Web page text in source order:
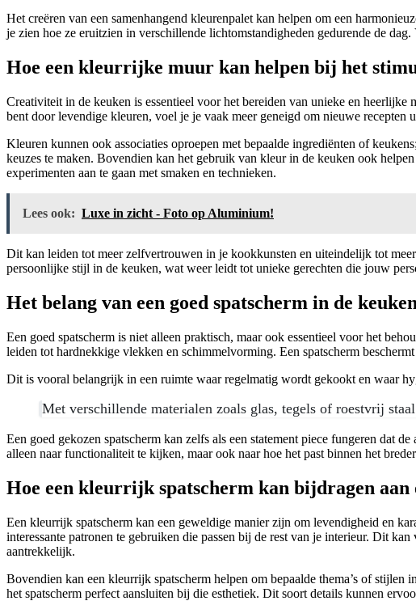
Het creëren van een samenhangend kleurenpalet kan helpen om een
je zien hoe ze eruitzien in verschillende lichtomstandigheden gedurende de
Hoe een kleurrijke muur kan helpen bij het
Creativiteit in de keuken is essentieel voor het bereiden van unieke en
bent door levendige kleuren, voel je je vaak meer geneigd om nieuwe recepten
Kleuren kunnen ook associaties oproepen met bepaalde ingrediënten of
keuzes te maken. Bovendien kan het gebruik van kleur in de keuken ook
experimenten aan te gaan met smaken en technieken.
Lees ook: Luxe in zicht - Foto op Aluminium!
Dit kan leiden tot meer zelfvertrouwen in je kookkunsten en uiteindelijk tot
persoonlijke stijl in de keuken, wat weer leidt tot unieke gerechten die jouw
Het belang van een goed spatscherm in de keuken
Een goed spatscherm is niet alleen praktisch, maar ook essentieel voor het
leiden tot hardnekkige vlekken en schimmelvorming. Een spatscherm
Dit is vooral belangrijk in een ruimte waar regelmatig wordt gekookt en waar
Met verschillende materialen zoals glas, tegels of roestvrij
Een goed gekozen spatscherm kan zelfs als een statement piece fungeren dat
alleen naar functionaliteit te kijken, maar ook naar hoe het past binnen het
Hoe een kleurrijk spatscherm kan bijdragen
Een kleurrijk spatscherm kan een geweldige manier zijn om levendigheid en
interessante patronen te gebruiken die passen bij de rest van je interieur. Dit
aantrekkelijk.
Bovendien kan een kleurrijk spatscherm helpen om bepaalde thema’s of
het spatscherm perfect aansluiten bij die esthetiek. Dit soort details kunnen